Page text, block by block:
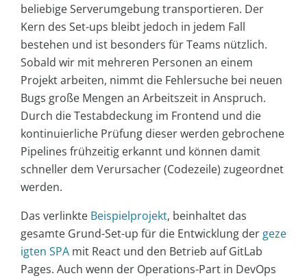
beliebige Serverumgebung transportieren. Der
Kern des Set-ups bleibt jedoch in jedem Fall
bestehen und ist besonders für Teams nützlich.
Sobald wir mit mehreren Personen an einem
Projekt arbeiten, nimmt die Fehlersuche bei neuen
Bugs große Mengen an Arbeitszeit in Anspruch.
Durch die Testabdeckung im Frontend und die
kontinuierliche Prüfung dieser werden gebrochene
Pipelines frühzeitig erkannt und können damit
schneller dem Verursacher (Codezeile) zugeordnet
werden.
Das verlinkte Beispielprojekt, beinhaltet das
gesamte Grund-Set-up für die Entwicklung der geze
igten SPA mit React und den Betrieb auf GitLab
Pages. Auch wenn der Operations-Part in DevOps